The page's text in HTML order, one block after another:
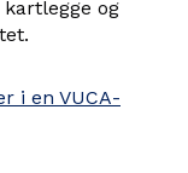
og
i en VUCA-